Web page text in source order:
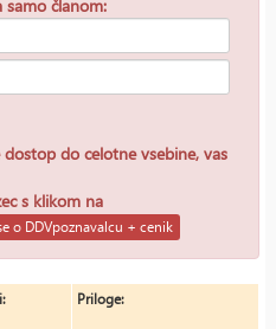
samo članom:
do celotne vsebine, vas
s klikom na
o DDVpoznavalcu + cenik
Priloge: